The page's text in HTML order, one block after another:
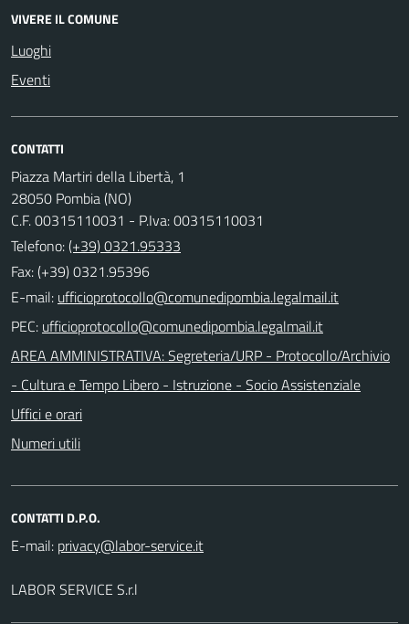
VIVERE IL COMUNE
Luoghi
Eventi
CONTATTI
Piazza Martiri della Libertà, 1
28050 Pombia (NO)
C.F. 00315110031 - P.Iva: 00315110031
Telefono:(+39) 0321.95333
Fax: (+39) 0321.95396
E-mail:
PEC:
AREA AMMINISTRATIVA: Segreteria/URP - Protocollo/Archivio
- Cultura e Tempo Libero - Istruzione - Socio Assistenziale
Uffici e orari
Numeri utili
CONTATTI D.P.O.
E-mail:
LABOR SERVICE S.r.l